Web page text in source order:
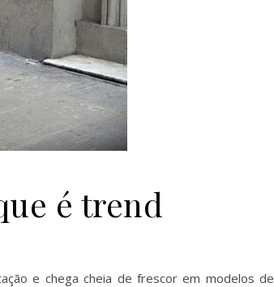
é trend
e chega cheia de frescor em modelos de